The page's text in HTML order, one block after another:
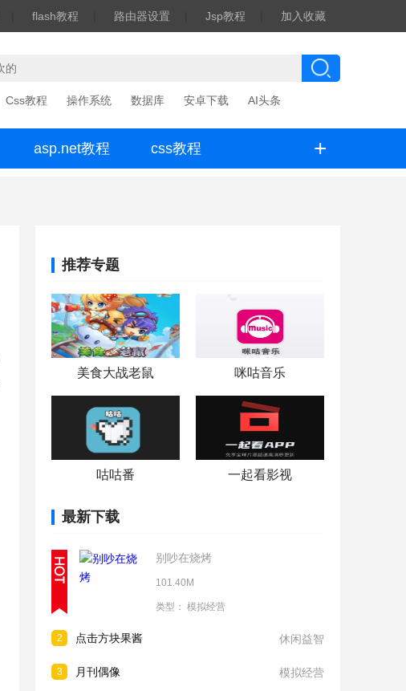
flash教程 路由器设置 Jsp教程 加入收藏
Css教程 操作系统 数据库 安卓下载 AI头条
asp.net教程 css教程 +
推荐专题
美食大战老鼠 咪咕音乐
咕咕番 一起看影视
最新下载
别吵在烧烤
101.40M
类型： 模拟经营
2 点击方块果酱 休闲益智
3 月刊偶像 模拟经营